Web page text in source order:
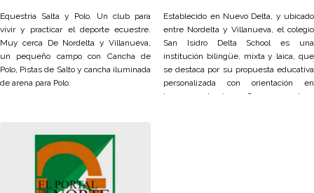
Equestria Salta y Polo. Un club para
vivir y practicar el deporte ecuestre.
Muy cerca De Nordelta y Villanueva,
un pequeño campo con Cancha de
Polo, Pistas de Salto y cancha iluminada
de arena para Polo.
Establecido en Nuevo Delta, y ubicado
entre Nordelta y Villanueva, el colegio
San Isidro Delta School es una
institución bilingüe, mixta y laica, que
se destaca por su propuesta educativa
personalizada con orientación en
lenguas extranjeras. Cursos que hay: